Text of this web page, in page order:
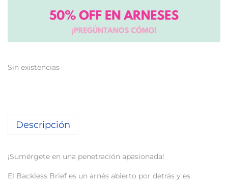
Sin existencias
Descripción
¡Sumérgete en una penetración apasionada!
El Backless Brief es un arnés abierto por detrás y es